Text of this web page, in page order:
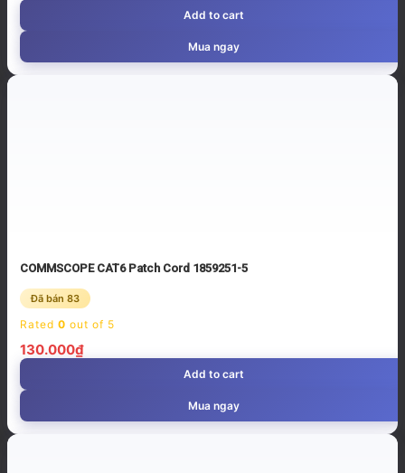
Add to cart
Mua ngay
COMMSCOPE CAT6 Patch Cord 1859251-5
Đã bán 83
Rated 0 out of 5
130.000₫
Add to cart
Mua ngay